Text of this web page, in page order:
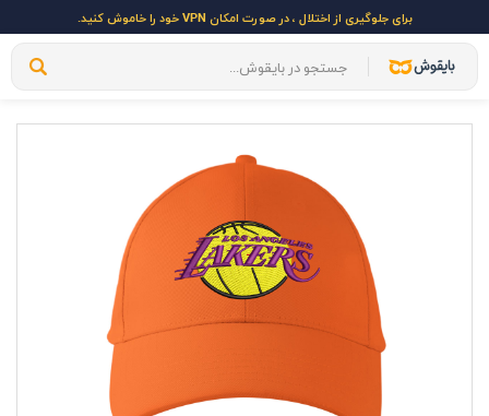
برای جلوگیری از اختلال ، در صورت امکان VPN خود را خاموش کنید.